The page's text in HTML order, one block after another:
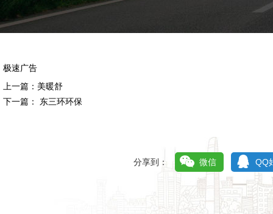
极速广告
上一篇： 美暖舒
下一篇： 东三环环保
分享到： 微信 QQ